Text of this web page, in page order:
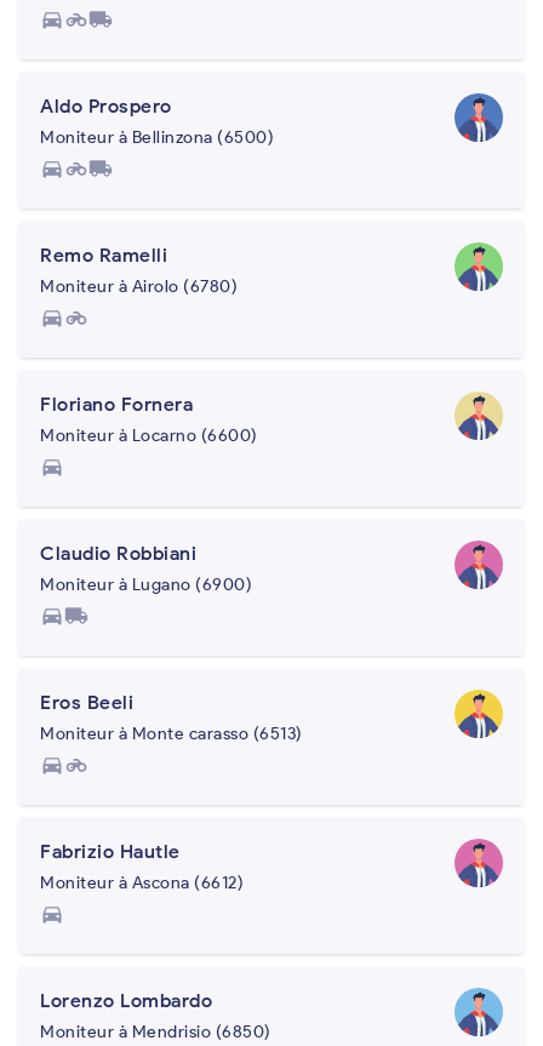
directions_carmotorcyclelocal_shipping
Aldo Prospero
Moniteur à Bellinzona (6500)
directions_carmotorcyclelocal_shipping
Remo Ramelli
Moniteur à Airolo (6780)
directions_carmotorcycle
Floriano Fornera
Moniteur à Locarno (6600)
directions_car
Claudio Robbiani
Moniteur à Lugano (6900)
directions_carlocal_shipping
Eros Beeli
Moniteur à Monte carasso (6513)
directions_carmotorcycle
Fabrizio Hautle
Moniteur à Ascona (6612)
directions_car
Lorenzo Lombardo
Moniteur à Mendrisio (6850)